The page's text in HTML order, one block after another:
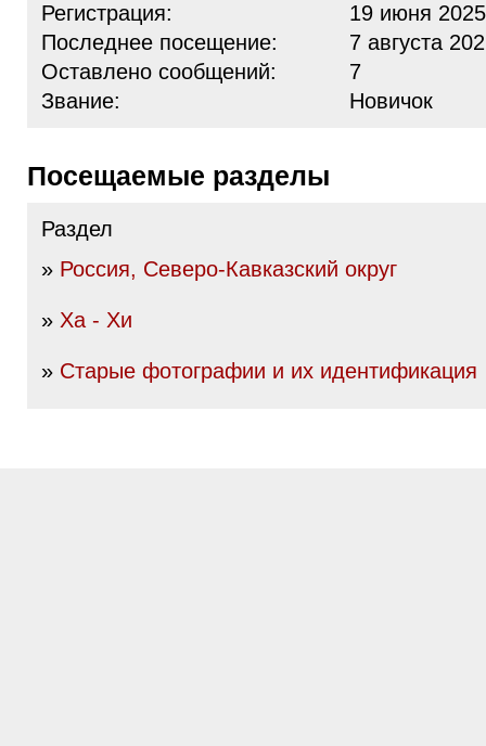
Регистрация:
19 июня
Последнее посещение:
7 августа
Оставлено сообщений:
7
Звание:
Новичок
Посещаемые разделы
Раздел
» Россия, Северо-Кавказский округ
» Ха - Хи
» Старые фотографии и их идентификация